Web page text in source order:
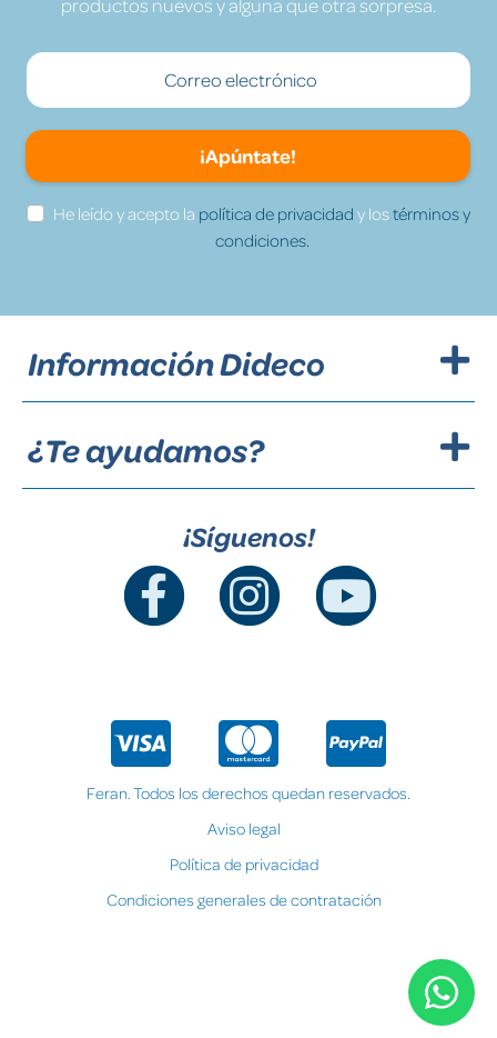
productos nuevos y alguna que otra sorpresa.
¡Apúntate!
He leído y acepto la política de privacidad y lostérminos y
condiciones.
Información Dideco
¿Te ayudamos?
¡Síguenos!
Feran. Todos los derechos quedan reservados.
Aviso legal
Política de privacidad
Condiciones generales de contratación